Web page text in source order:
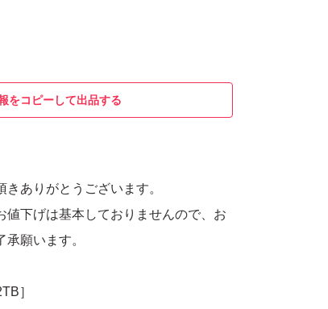
をコピーして出品する
ありがとうございます。
値下げは基本しておりませんので、お
願います。
］